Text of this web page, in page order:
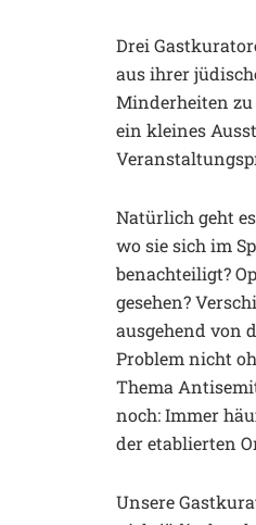
Drei
aus ihrer
Minderheiten zu
ein kleines
Natürlich geht
wo sie sich im
benachteiligt?
gesehen?
ausgehend von
Problem nicht
Thema
noch: Immer
der etablierten
Unsere